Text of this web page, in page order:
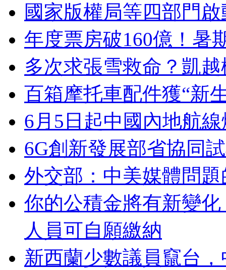
國家版權局等四部門
年度票房破160億！暑
多次求張雪救命？凱
百箱摩托車配件獲“新
6月5日起中國內地航
6G創新發展部省協同
外交部：中美媒體問
你的公積金將有新變
人員可自願繳納
新西蘭少數議員竄台